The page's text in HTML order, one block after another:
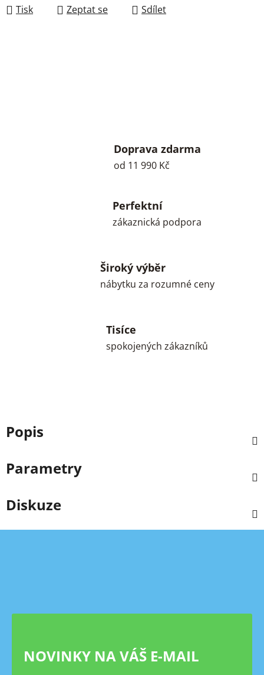
Tisk Zeptat se Sdílet
Doprava zdarma
od 11 990 Kč
Perfektní
zákaznická podpora
Široký výběr
nábytku za rozumné ceny
Tisíce
spokojených zákazníků
Popis
Parametry
Diskuze
Z
NOVINKY NA VÁŠ E-MAIL